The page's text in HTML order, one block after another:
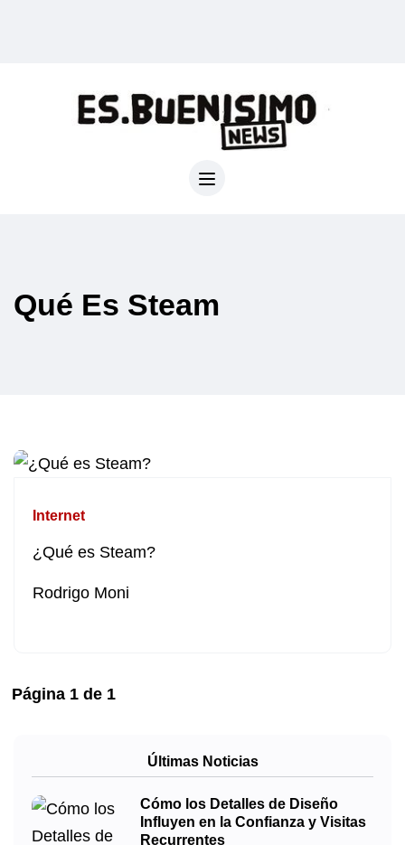
Qué Es Steam
Internet
¿Qué es Steam?
Rodrigo Moni
Página 1 de 1
Últimas Noticias
Cómo los Detalles de Diseño
Influyen en la Confianza y Visitas
Recurrentes